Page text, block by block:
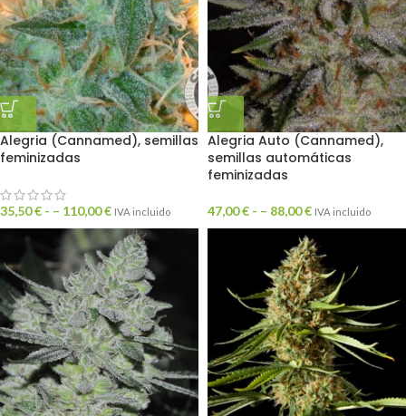
Alegria (Cannamed), semillas
feminizadas
35,50€ - – 110,00€ IVA incluido
Alegria Auto (Cannamed),
semillas automáticas
feminizadas
47,00€ - – 88,00€ IVA incluido